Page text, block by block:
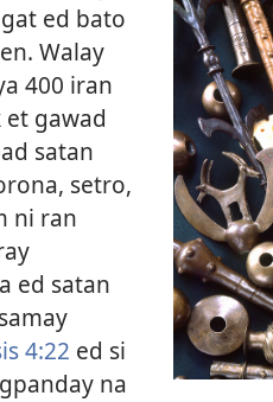
ed bato
Walay
400 iran
gawad
satan
setro,
ni ran
ed satan
4:22 ed si
na